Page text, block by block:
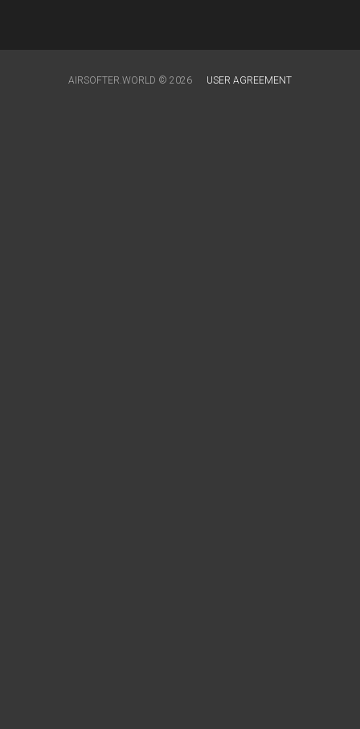
AIRSOFTER.WORLD © 2026 USER AGREEMENT